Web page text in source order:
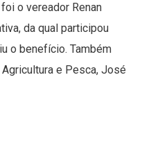
o vereador Renan
da qual participou
o benefício. Também
e Pesca, José